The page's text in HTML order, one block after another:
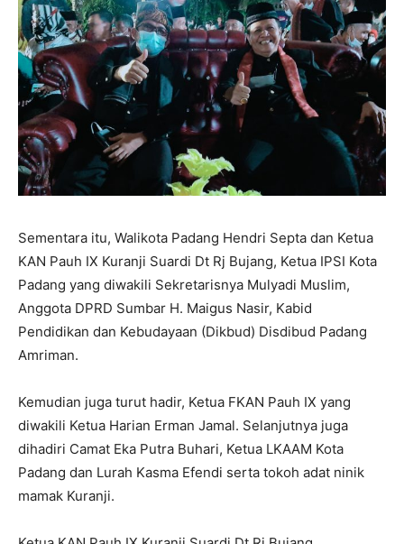
Sementara itu, Walikota Padang Hendri Septa dan Ketua
KAN Pauh IX Kuranji Suardi Dt Rj Bujang, Ketua IPSI Kota
Padang yang diwakili Sekretarisnya Mulyadi Muslim,
Anggota DPRD Sumbar H. Maigus Nasir, Kabid
Pendidikan dan Kebudayaan (Dikbud) Disdibud Padang
Amriman.
Kemudian juga turut hadir, Ketua FKAN Pauh IX yang
diwakili Ketua Harian Erman Jamal. Selanjutnya juga
dihadiri Camat Eka Putra Buhari, Ketua LKAAM Kota
Padang dan Lurah Kasma Efendi serta tokoh adat ninik
mamak Kuranji.